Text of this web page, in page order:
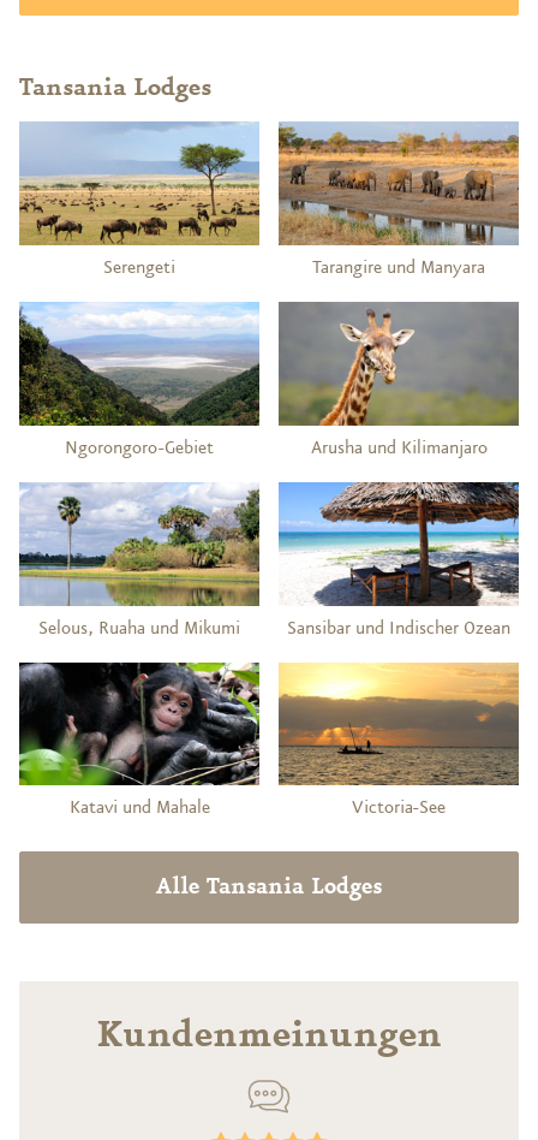
Tansania Lodges
Serengeti Tarangire und Manyara
Ngorongoro-Gebiet Arusha und Kilimanjaro
Selous, Ruaha und Mikumi Sansibar und Indischer Ozean
Katavi und Mahale Victoria-See
Alle Tansania Lodges
Kundenmeinungen